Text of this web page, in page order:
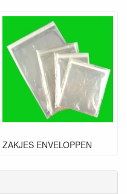
ZAKJES ENVELOPPEN